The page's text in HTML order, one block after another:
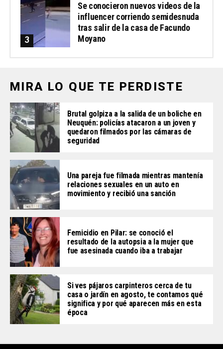
Se conocieron nuevos videos de la
influencer corriendo semidesnuda
tras salir de la casa de Facundo
Moyano
MIRA LO QUE TE PERDISTE
Brutal golpiza a la salida de un boliche en
Neuquén: policías atacaron a un joven y
quedaron filmados por las cámaras de
seguridad
Una pareja fue filmada mientras mantenía
relaciones sexuales en un auto en
movimiento y recibió una sanción
Femicidio en Pilar: se conoció el
resultado de la autopsia a la mujer que
fue asesinada cuando iba a trabajar
Si ves pájaros carpinteros cerca de tu
casa o jardín en agosto, te contamos qué
significa y por qué aparecen más en esta
época